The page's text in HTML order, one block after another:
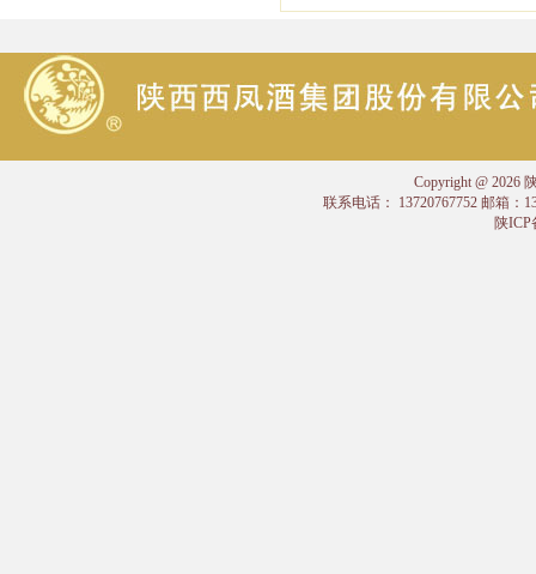
Copyright @ 2026
联系电话： 13720767752 邮箱：
陕ICP